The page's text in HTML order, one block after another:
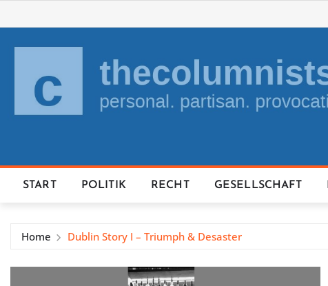
to
content
START POLITIK RECHT GESELLSCHAFT
Home Dublin Story I – Triumph & Desaster